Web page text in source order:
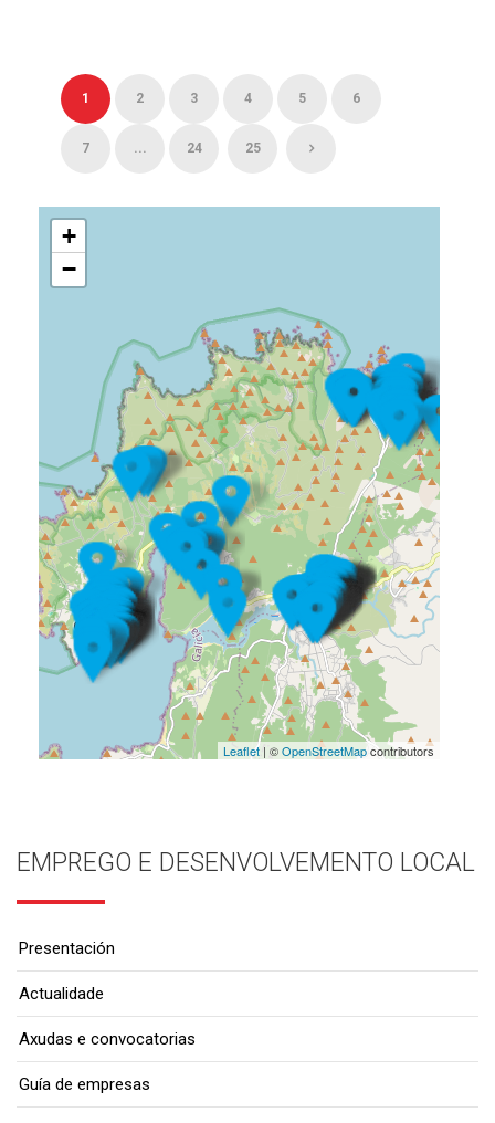
1 2 3 4 5 6
7 ... 24 25
+
−
Leaflet| ©OpenStreetMapcontributors
EMPREGO E DESENVOLVEMENTO LOCAL
Presentación
Actualidade
Axudas e convocatorias
Guía de empresas